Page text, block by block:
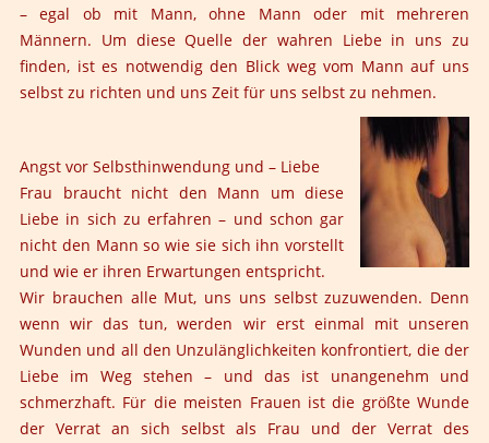
– egal ob mit Mann, ohne Mann oder mit mehreren
Männern. Um diese Quelle der wahren Liebe in uns zu
finden, ist es notwendig den Blick weg vom Mann auf uns
selbst zu richten und uns Zeit für uns selbst zu nehmen.
Angst vor Selbsthinwendung und – Liebe
Frau braucht nicht den Mann um diese
Liebe in sich zu erfahren – und schon gar
nicht den Mann so wie sie sich ihn vorstellt
und wie er ihren Erwartungen entspricht.
Wir brauchen alle Mut, uns uns selbst zuzuwenden. Denn
wenn wir das tun, werden wir erst einmal mit unseren
Wunden und all den Unzulänglichkeiten konfrontiert, die der
Liebe im Weg stehen – und das ist unangenehm und
schmerzhaft. Für die meisten Frauen ist die größte Wunde
der Verrat an sich selbst als Frau und der Verrat des